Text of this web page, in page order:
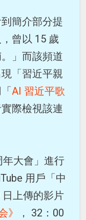
簡介部分提
曾以 15 歲
」而該頻道
「習近平親
AI 習近平歌
際檢視該連
大會」進行
用戶「中
上傳的影片
》
， 32：00